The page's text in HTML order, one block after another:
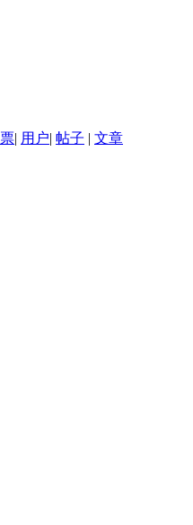
| 用户| 帖子 | 文章